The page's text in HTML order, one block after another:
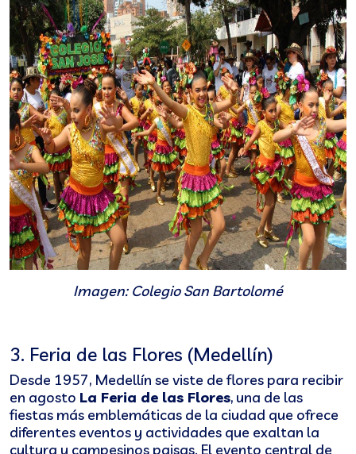
Imagen: Colegio San Bartolomé
3. Feria de las Flores (Medellín)
Desde 1957, Medellín se viste de flores para recibir
en agosto La Feria de las Flores, una de las
fiestas más emblemáticas de la ciudad que ofrece
diferentes eventos y actividades que exaltan la
cultura y campesinos paisas. El evento central de